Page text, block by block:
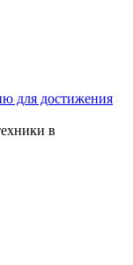
для достижения
в